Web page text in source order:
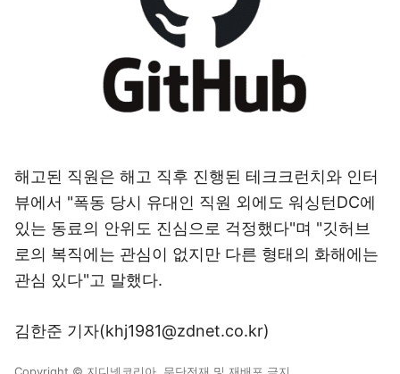
해고된 직원은 해고 직후 진행된 테크크런치와 인터
뷰에서 "폭동 당시 유대인 직원 외에도 워싱턴DC에
있는 동료의 안위도 진심으로 걱정했다"며 "깃허브
로의 복직에는 관심이 없지만 다른 형태의 화해에는
관심 있다"고 말했다.
김한준 기자(khj1981@zdnet.co.kr)